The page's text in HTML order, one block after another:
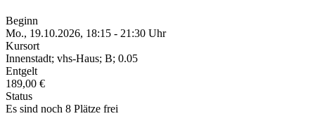
Beginn
Mo., 19.10.2026, 18:15 - 21:30 Uhr
Kursort
Innenstadt; vhs-Haus; B; 0.05
Entgelt
189,00 €
Status
Es sind noch 8 Plätze frei